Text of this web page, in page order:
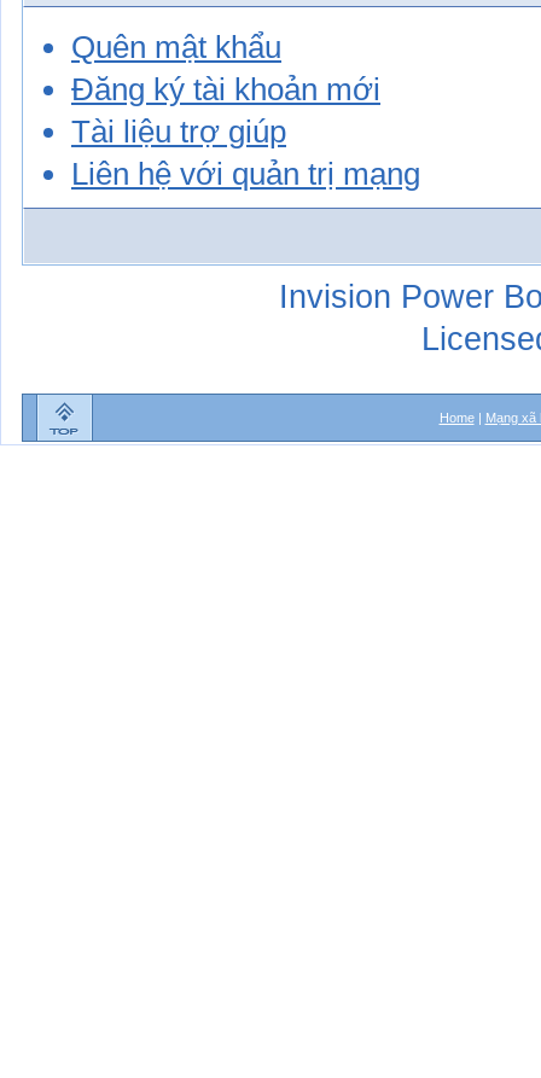
Quên mật khẩu
Đăng ký tài khoản mới
Tài liệu trợ giúp
Liên hệ với quản trị mạng
Invision Power
Home| Mạng xã